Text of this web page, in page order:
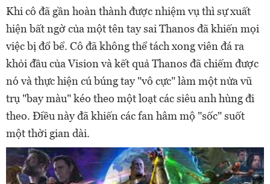
Khi cô đã gần hoàn thành được nhiệm vụ thì sự xuất
hiện bất ngờ của một tên tay sai Thanos đã khiến mọi
việc bị đổ bể. Cô đã không thể tách xong viên đá ra
khỏi đầu của Vision và kết quả Thanos đã chiếm được
nó và thực hiện cú búng tay "vô cực" làm một nửa vũ
trụ "bay màu" kéo theo một loạt các siêu anh hùng đi
theo. Điều này đã khiến các fan hâm mộ "sốc" suốt
một thời gian dài.